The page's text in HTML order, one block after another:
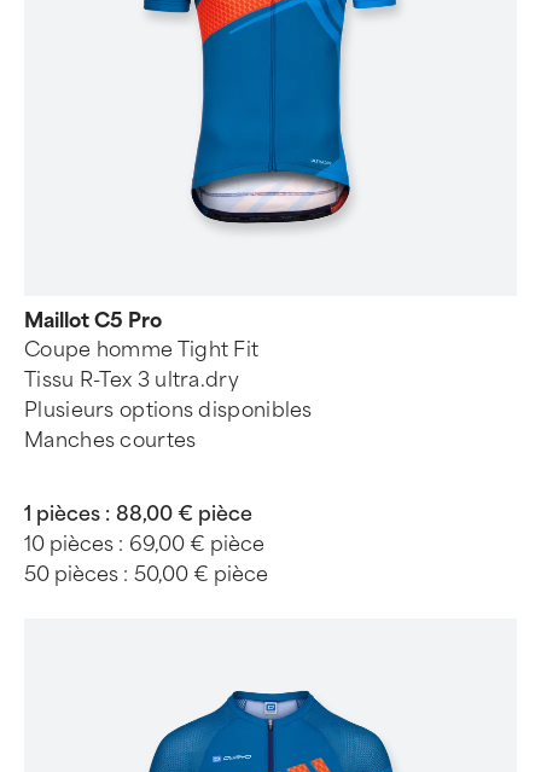
Maillot C5 Pro
Coupe homme Tight Fit
Tissu R-Tex 3 ultra.dry
Plusieurs options disponibles
Manches courtes
1 pièces : 88,00 € pièce
10 pièces : 69,00 € pièce
50 pièces : 50,00 € pièce